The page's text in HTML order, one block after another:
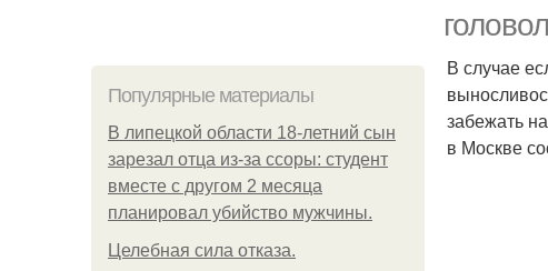
Популярные материалы
В липецкой области 18-летний сын
зарезал отца из-за ссоры: студент
вместе с другом 2 месяца
планировал убийство мужчины.
Целебная сила отказа.
В случае
забежать
в Москве